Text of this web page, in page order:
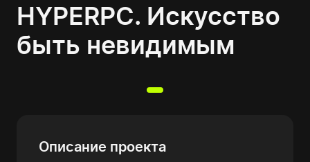
HYPERPC. Искусство
быть невидимым
Описание проекта